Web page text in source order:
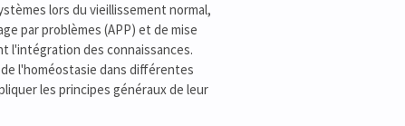
lors du vieillissement normal,
par problèmes (APP) et de mise
l'intégration des connaissances.
l'homéostasie dans différentes
les principes généraux de leur